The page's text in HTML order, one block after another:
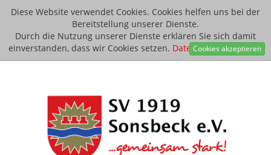
Diese Website verwendet Cookies. Cookies helfen uns bei der
Bereitstellung unserer Dienste.
Durch die Nutzung unserer Dienste erklären Sie sich damit
einverstanden, dass wir Cookies setzen. Datenschutzerklärung
Cookies akzeptieren